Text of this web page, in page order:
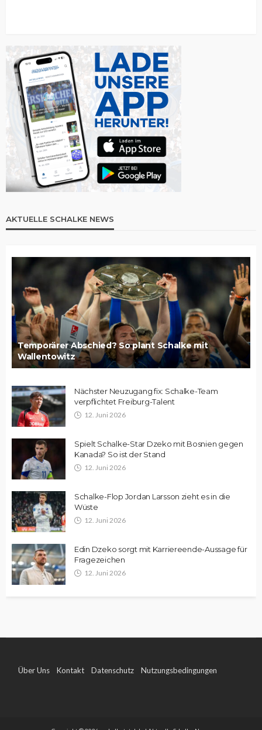
AKTUELLE SCHALKE NEWS
Temporärer Abschied? So plant Schalke mit
Wallentowitz
Nächster Neuzugang fix: Schalke-Team
verpflichtet Freiburg-Talent
12. Juni 2026
Spielt Schalke-Star Dzeko mit Bosnien gegen
Kanada? So ist der Stand
12. Juni 2026
Schalke-Flop Jordan Larsson zieht es in die
Wüste
12. Juni 2026
Edin Dzeko sorgt mit Karriereende-Aussage für
Fragezeichen
12. Juni 2026
Über Uns Kontakt Datenschutz Nutzungsbedingungen